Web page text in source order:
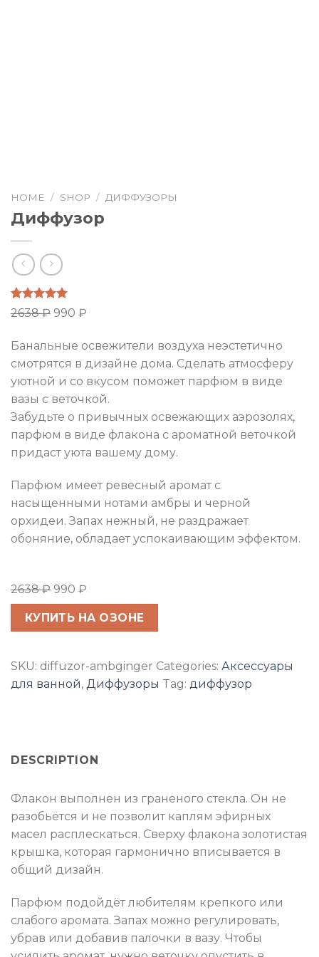
HOME / SHOP / ДИФФУЗОРЫ
Диффузор
Rated 5.00
140
customer
2638₽ 990 ₽
Банальные освежители воздуха неэстетично
смотрятся в дизайне дома. Сделать атмосферу
уютной и со вкусом поможет парфюм в виде
вазы с веточкой.
Забудьте о привычных освежающих аэрозолях,
парфюм в виде флакона с ароматной веточкой
придаст уюта вашему дому.
Парфюм имеет ревесный аромат с
насыщенными нотами амбры и черной
орхидеи. Запах нежный, не раздражает
обоняние, обладает успокаивающим эффектом.
2638₽ 990 ₽
КУПИТЬ НА ОЗОНЕ
SKU: diffuzor-ambginger Categories: Аксессуары
для ванной, Диффузоры Tag: диффузор
DESCRIPTION
Флакон выполнен из граненого стекла. Он не
разобьётся и не позволит каплям эфирных
масел расплескаться. Сверху флакона золотистая
крышка, которая гармонично вписывается в
общий дизайн.
Парфюм подойдёт любителям крепкого или
слабого аромата. Запах можно регулировать,
убрав или добавив палочки в вазу. Чтобы